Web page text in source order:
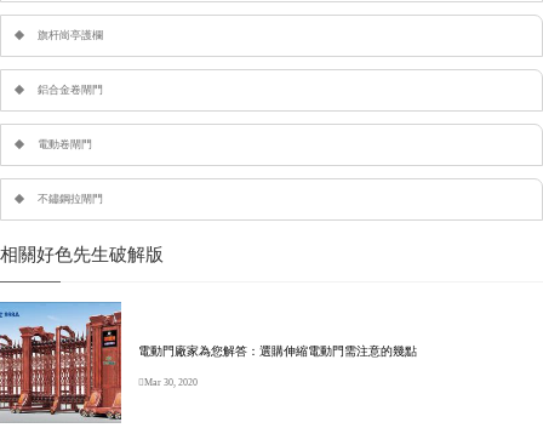
旗杆崗亭護欄
鋁合金卷閘門
電動卷閘門
不鏽鋼拉閘門
相關好色先生破解版
電動門廠家為您解答：選購伸縮電動門需注意的幾點
Mar 30, 2020